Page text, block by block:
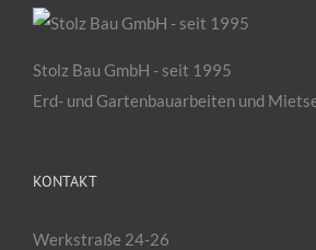
Stolz Bau GmbH - seit 1995
Erd- und Gartenbauarbeiten und
KONTAKT
Werkstraße 24-26